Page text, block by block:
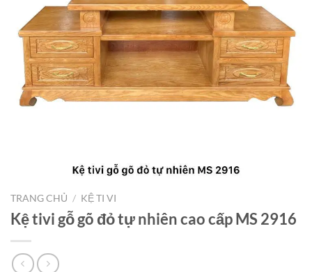
TRANG CHỦ / KỆ TI VI
Kệ tivi gỗ gõ đỏ tự nhiên cao cấp MS 2916